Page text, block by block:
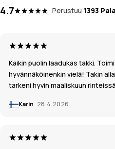
4.7 Perustuu 1393
Kaikin puolin laadukas takki.
hyvännäköinenkin vielä! Takin
tarkeni hyvin maaliskuun
Karin 28.4.2026